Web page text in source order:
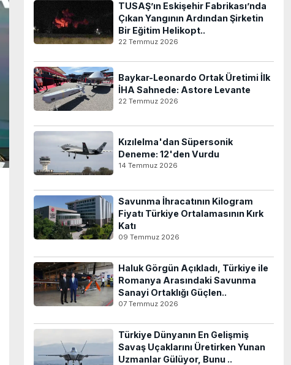
TUSAŞ’ın Eskişehir Fabrikası’nda
Çıkan Yangının Ardından Şirketin
Bir Eğitim Helikopt..
22 Temmuz 2026
Baykar-Leonardo Ortak Üretimi İlk
İHA Sahnede: Astore Levante
22 Temmuz 2026
Kızılelma'dan Süpersonik
Deneme: 12'den Vurdu
14 Temmuz 2026
Savunma İhracatının Kilogram
Fiyatı Türkiye Ortalamasının Kırk
Katı
09 Temmuz 2026
Haluk Görgün Açıkladı, Türkiye ile
Romanya Arasındaki Savunma
Sanayi Ortaklığı Güçlen..
07 Temmuz 2026
Türkiye Dünyanın En Gelişmiş
Savaş Uçaklarını Üretirken Yunan
Uzmanlar Gülüyor, Bunu ..